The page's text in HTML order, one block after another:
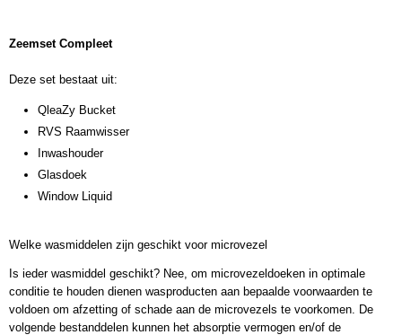
Zeemset Compleet
Deze set bestaat uit:
QleaZy Bucket
RVS Raamwisser
Inwashouder
Glasdoek
Window Liquid
Welke wasmiddelen zijn geschikt voor microvezel
Is ieder wasmiddel geschikt? Nee, om microvezeldoeken in optimale
conditie te houden dienen wasproducten aan bepaalde voorwaarden te
voldoen om afzetting of schade aan de microvezels te voorkomen. De
volgende bestanddelen kunnen het absorptie vermogen en/of de